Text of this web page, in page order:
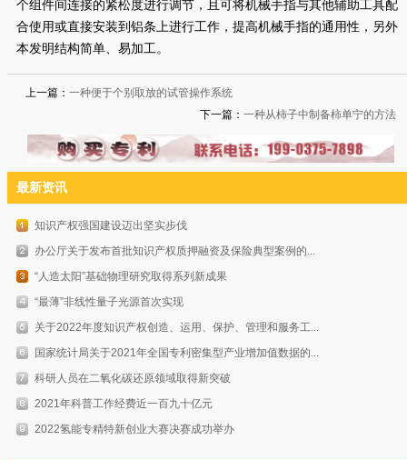
个组件间连接的紧松度进行调节，且可将机械手指与其他辅助工具配
合使用或直接安装到铝条上进行工作，提高机械手指的通用性，另外
本发明结构简单、易加工。
上一篇： 一种便于个别取放的试管操作系统
下一篇： 一种从柿子中制备柿单宁的方法
最新资讯
知识产权强国建设迈出坚实步伐
办公厅关于发布首批知识产权质押融资及保险典型案例的...
“人造太阳”基础物理研究取得系列新成果
“最薄”非线性量子光源首次实现
关于2022年度知识产权创造、运用、保护、管理和服务工...
国家统计局关于2021年全国专利密集型产业增加值数据的...
科研人员在二氧化碳还原领域取得新突破
2021年科普工作经费近一百九十亿元
2022氢能专精特新创业大赛决赛成功举办